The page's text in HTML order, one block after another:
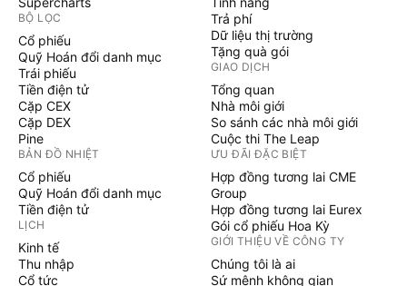
BỘ LỌC
Cổ phiếu
Quỹ Hoán đổi danh mục
Trái phiếu
Tiền điện tử
Cặp CEX
Cặp DEX
Pine
BẢN ĐỒ NHIỆT
Cổ phiếu
Quỹ Hoán đổi danh mục
Tiền điện tử
LỊCH
Kinh tế
Thu nhập
Cổ tức
Trả phí
Dữ liệu thị trường
Tặng quà gói
GIAO DỊCH
Tổng quan
Nhà môi giới
So sánh các nhà môi giới
Cuộc thi The Leap
ƯU ĐÃI ĐẶC BIỆT
Hợp đồng tương lai CME
Group
Hợp đồng tương lai Eurex
Gói cổ phiếu Hoa Kỳ
GIỚI THIỆU VỀ CÔNG TY
Chúng tôi là ai
Sứ mệnh không gian